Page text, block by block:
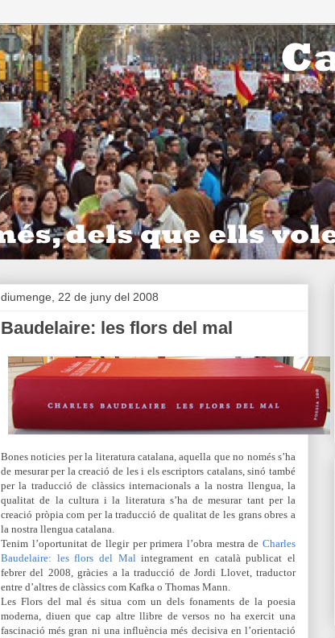
diumenge, 22 de juny del 2008
Baudelaire: les flors del mal
Bones noticies per la literatura catalana, aquella que no només s’ha
de mesurar per la creació de les i els escriptors catalans, sinó també
per la traducció de clàssics internacionals a la nostra llengua, la
qualitat de la cultura i la literatura s’ha de mesurar tant per la
creació pròpia com per la traducció de qualitat de les grans obres a
la nostra llengua catalana.
Tenim l’oportunitat de llegir per primera l’obra mestra de Charles
Baudelaire: les flors del Malintegrament en català publicat el
febrer del 2008, gràcies a la traducció de Jordi Llovet, traductor
entre d’altres de clàssics com Kafka o Thomas Mann.
Les Flors del mal és situa com un dels fonaments de la poesia
moderna, diuen que cap altre llibre de versos no ha exercit una
fascinació més gran ni una influència més decisiva en l’orientació